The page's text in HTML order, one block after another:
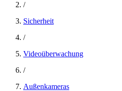
/
Sicherheit
/
Videoüberwachung
/
Außenkameras